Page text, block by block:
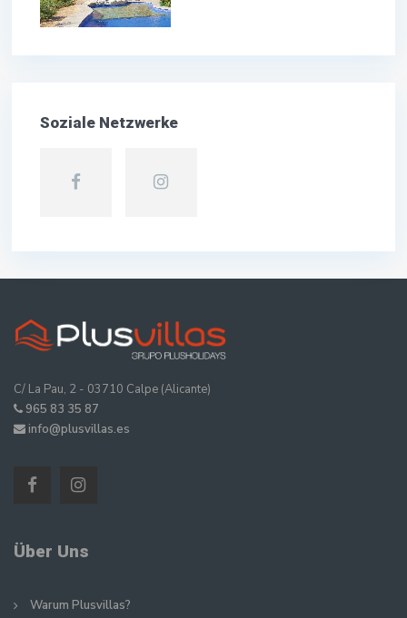
Soziale Netzwerke
C/ La Pau, 2 - 03710 Calpe (Alicante)
965 83 35 87
info@plusvillas.es
Über Uns
Warum Plusvillas?